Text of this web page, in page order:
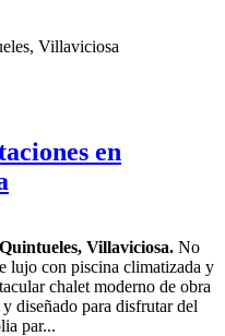
en
Villaviciosa. No
lujo con piscina climatizada y
chalet moderno de obra
diseñado para disfrutar del
par...